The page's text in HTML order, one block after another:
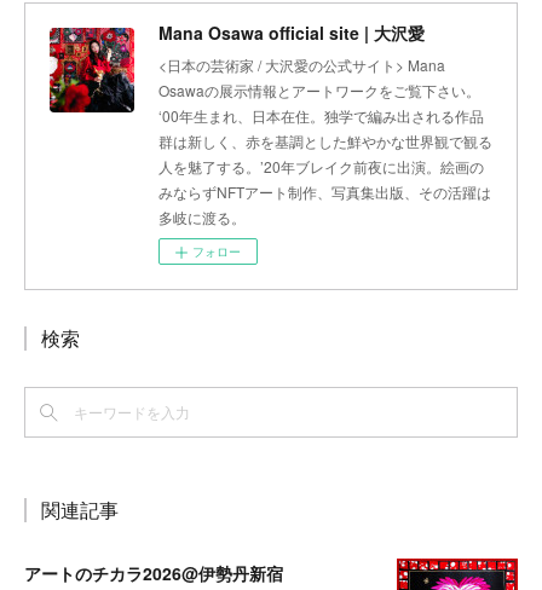
Mana Osawa official site | 大沢愛
<日本の芸術家 / 大沢愛の公式サイト> Mana
Osawaの展示情報とアートワークをご覧下さい。
‘00年生まれ、日本在住。独学で編み出される作品
群は新しく、赤を基調とした鮮やかな世界観で観る
人を魅了する。’20年ブレイク前夜に出演。絵画の
みならずNFTアート制作、写真集出版、その活躍は
多岐に渡る。
フォロー
検索
関連記事
アートのチカラ2026@伊勢丹新宿